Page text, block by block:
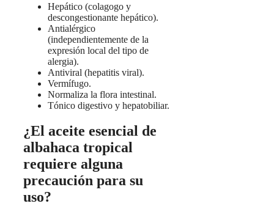
Hepático (colagogo y
descongestionante hepático).
Antialérgico
(independientemente de la
expresión local del tipo de
alergia).
Antiviral (hepatitis viral).
Vermífugo.
Normaliza la flora intestinal.
Tónico digestivo y hepatobiliar.
¿El aceite esencial de
albahaca tropical
requiere alguna
precaución para su
uso?